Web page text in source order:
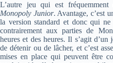
L’autre jeu qui est
Monopoly Junior. Avantage, c’est
la version standard et donc qui ne
contrairement aux parties de
heures et des heures. Il s’agit
de détenir ou de lâcher, et c’est
mises en place qui peuvent être